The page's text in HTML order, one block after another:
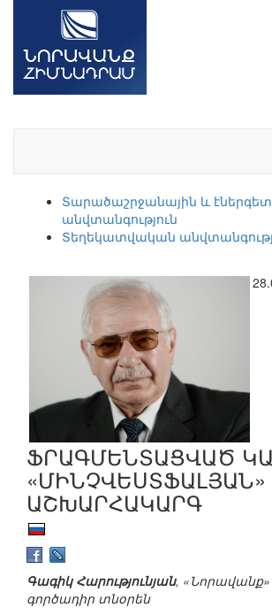
Տարածաշրջանային և
անվտանգություն
Տեղեկատվական
ՖՐԱԳՄԵՆՏԱՑՎԱԾ
«ՄԻՆՉՎԵՍՏՖԱԼՅԱՆ»
ԱՇԽԱՐՀԱԿԱՐԳ
Գագիկ Հարությունյան,
գործադիր տնօրեն